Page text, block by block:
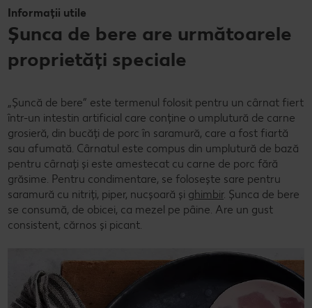
Informații utile
Șunca de bere are următoarele
proprietăți speciale
„Șuncă de bere” este termenul folosit pentru un cârnat fiert
într-un intestin artificial care conține o umplutură de carne
grosieră, din bucăți de porc în saramură, care a fost fiartă
sau afumată. Cârnatul este compus din umplutură de bază
pentru cârnați și este amestecat cu carne de porc fără
grăsime. Pentru condimentare, se folosește sare pentru
saramură cu nitriți, piper, nucșoară și ghimbir. Șunca de bere
se consumă, de obicei, ca mezel pe pâine. Are un gust
consistent, cărnos și picant.